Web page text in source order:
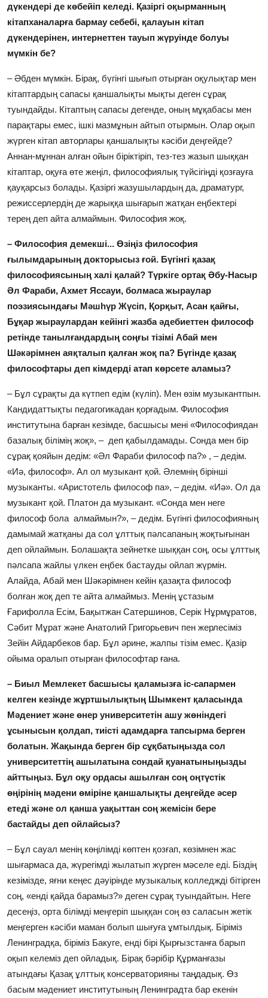
дүкендері де көбейіп келеді. Қазіргі оқырманның
кітапханаларға бармау себебі, қалауын кітап
дүкендерінен, интернеттен тауып жүруінде болуы
мүмкін бе?
– Әбден мүмкін. Бірақ, бүгінгі шығып отырған оқулықтар мен
кітаптардың сапасы қаншалықты мықты деген сұрақ
туындайды. Кітаптың сапасы дегенде, оның мұқабасы мен
парақтары емес, ішкі мазмұнын айтып отырмын. Олар оқып
жүрген кітап авторлары қаншалықты кәсіби деңгейде?
Аннан-мұннан алған ойын біріктіріп, тез-тез жазып шыққан
кітаптар, оқуға өте жеңіл, философиялық түйсігіңді қозғауға
қауқарсыз болады. Қазіргі жазушылардың да, драматург,
режиссерлердің де жарыққа шығарып жатқан еңбектері
терең деп айта алмаймын. Философия жоқ.
– Философия демекші... Өзіңіз философия
ғылымдарының докторысыз ғой. Бүгінгі қазақ
философиясының халі қалай? Түркіге ортақ Әбу-Насыр
Әл Фараби, Ахмет Яссауи, болмаса жыраулар
поэзиясындағы Мәшһүр Жүсіп, Қорқыт, Асан қайғы,
Бұқар жыраулардан кейінгі жазба әдебиеттен философ
ретінде танылғандардың соңғы тізімі Абай мен
Шәкәрімнен аяқталып қалған жоқ па? Бүгінде қазақ
философтары деп кімдерді атап көрсете аламыз?
– Бұл сұрақты да күтпеп едім (күліп). Мен өзім музыкантпын.
Кандидаттықты педагогикадан қорғадым. Философия
институтына барған кезімде, басшысы мені «Философиядан
базалық білімің жоқ», – деп қабылдамады. Сонда мен бір
сұрақ қояйын дедім: «Әл Фараби философ па?» , – дедім.
«Иә, философ». Ал ол музыкант қой. Әлемнің бірінші
музыканты. «Аристотель философ па», – дедім. «Иә». Ол да
музыкант қой. Платон да музыкант. «Сонда мен неге
философ бола алмаймын?», – дедім. Бүгінгі философияның
дамымай жатқаны да сол ұлттық пәлсапаның жоқтығынан
деп ойлаймын. Болашақта зейнетке шыққан соң, осы ұлттық
пәлсапа жайлы үлкен еңбек бастауды ойлап жүрмін.
Алайда, Абай мен Шәкәрімнен кейін қазақта философ
болған жоқ деп те айта алмаймыз. Менің ұстазым
Ғарифолла Есім, Бақытжан Сатершинов, Серік Нұрмұратов,
Сәбит Мұрат және Анатолий Григорьевич пен жерлесіміз
Зейін Айдарбеков бар. Бұл әрине, жалпы тізім емес. Қазір
ойыма оралып отырған философтар ғана.
– Биыл Мемлекет басшысы қаламызға іс-сапармен
келген кезінде жұртшылықтың Шымкент қаласында
Мәдениет және өнер университетін ашу жөніндегі
ұсынысын қолдап, тиісті адамдарға тапсырма берген
болатын. Жақында берген бір сұқбатыңызда сол
университеттің ашылатына сондай қуанатыныңызды
айттыңыз. Бұл оқу ордасы ашылған соң оңтүстік
өңірінің мәдени өміріне қаншалықты деңгейде әсер
етеді және ол қанша уақыттан соң жемісін бере
бастайды деп ойлайсыз?
– Бұл сауал менің көңілімді көптен қозғап, көзімнен жас
шығармаса да, жүрегімді жылатып жүрген мәселе еді. Біздің
кезімізде, яғни кеңес дәуірінде музыкалық колледжді бітірген
соң, «енді қайда барамыз?» деген сұрақ туындайтын. Неге
десеңіз, орта білімді меңгеріп шыққан соң өз саласын жетік
меңгерген кәсіби маман болып шығуға ұмтылдық. Біріміз
Ленинградқа, біріміз Бакуге, енді бірі Қырғызстанға барып
оқып келеміз деп ойладық. Бірақ бәрібір Құрманғазы
атындағы Қазақ ұлттық консерваторияны таңдадық. Өз
басым мәдениет институтының Ленинградта бар екенін